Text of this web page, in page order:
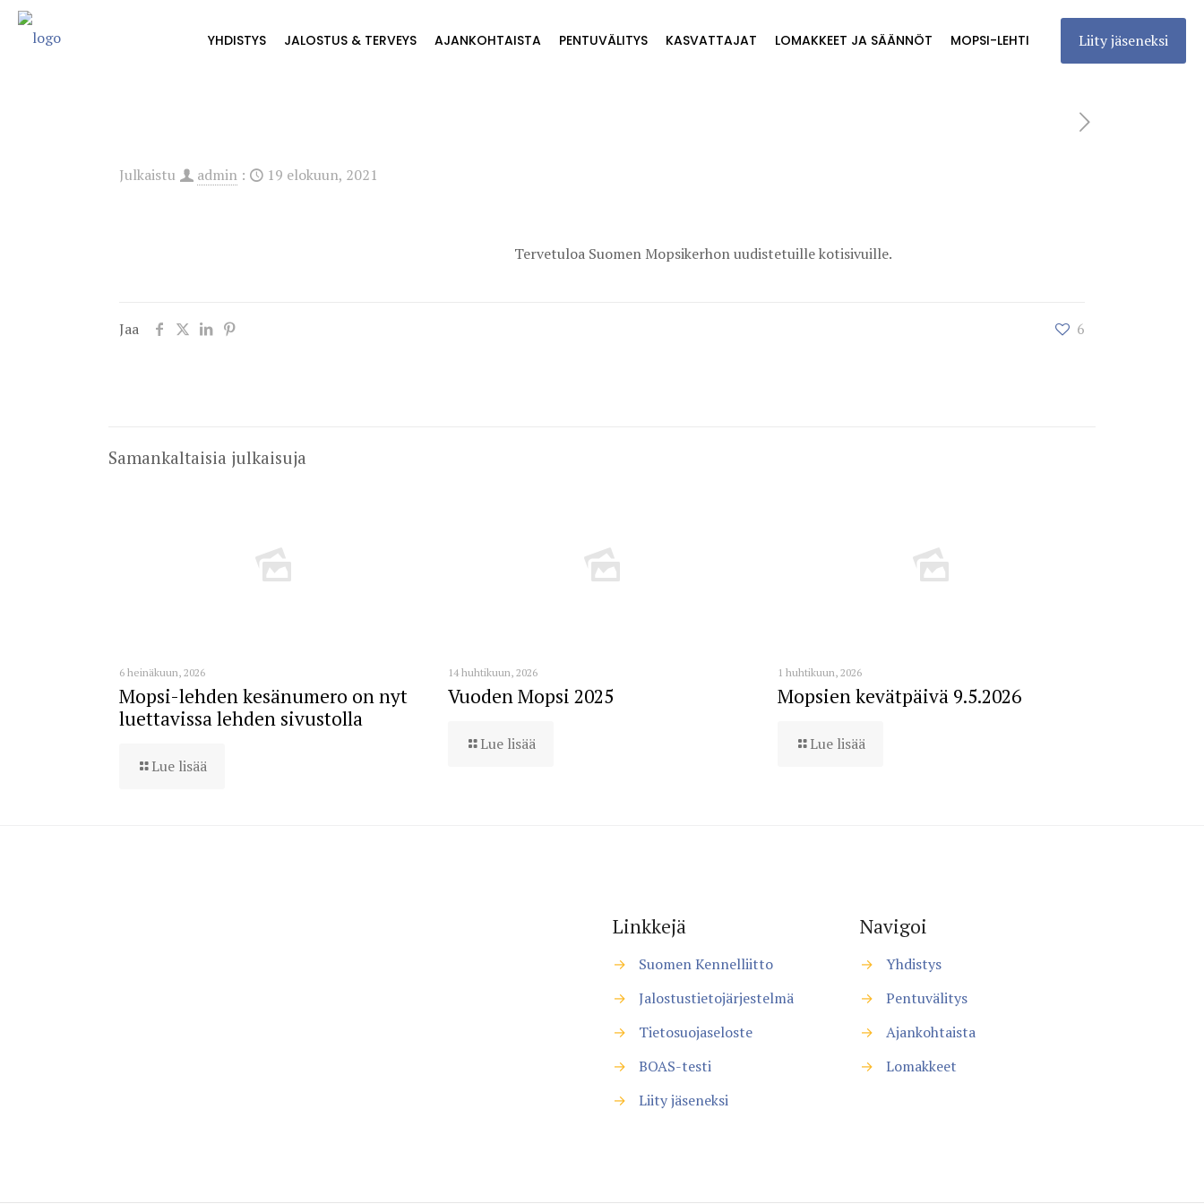
YHDISTYS JALOSTUS & TERVEYS AJANKOHTAISTA PENTUVÄLITYS KASVATTAJAT LOMAKKEET JA SÄÄNNÖT MOPSI-LEHTI Liity jäseneksi
Julkaistu admin : 19 elokuun, 2021
Tervetuloa Suomen Mopsikerhon uudistetuille kotisivuille.
Jaa 6
Samankaltaisia julkaisuja
6 heinäkuun, 2026
Mopsi-lehden kesänumero on nyt
luettavissa lehden sivustolla
Lue lisää
14 huhtikuun, 2026
Vuoden Mopsi 2025
Lue lisää
1 huhtikuun, 2026
Mopsien kevätpäivä 9.5.2026
Lue lisää
Linkkejä
→
Suomen Kennelliitto
→
Jalostustietojärjestelmä
→
Tietosuojaseloste
→
BOAS-testi
→
Liity jäseneksi
Navigoi
→
Yhdistys
→
Pentuvälitys
→
Ajankohtaista
→
Lomakkeet